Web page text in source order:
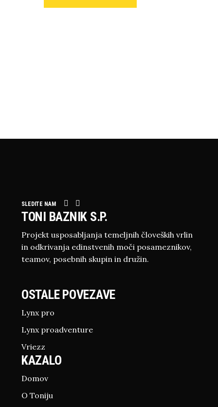
SLEDITE NAM
TONI BAZNIK S.P.
Projekt usposabljanja temeljnih človeških vrlin
in odkrivanja edinstvenih moči posameznikov,
teamov, posebnih skupin in družin.
OSTALE POVEZAVE
Lynx pro
Lynx proadventure
Vriezz
KAZALO
Domov
O Toniju